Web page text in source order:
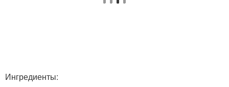
Ингредиенты: